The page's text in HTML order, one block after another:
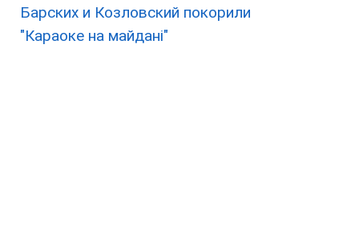
Барских и Козловский покорили
"Караоке на майдані"